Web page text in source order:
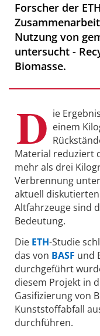
Forscher der
Nutzung von
untersucht -
Biomasse.
D ie
einem
Material reduziert
mehr als drei
Verbrennung
aktuell
Altfahrzeuge sind
Bedeutung.
Die ETH-Studie
das von BASF und
durchgeführt
diesem Projekt in
Gasifizierung von
Kunststoffabfall
durchführen.